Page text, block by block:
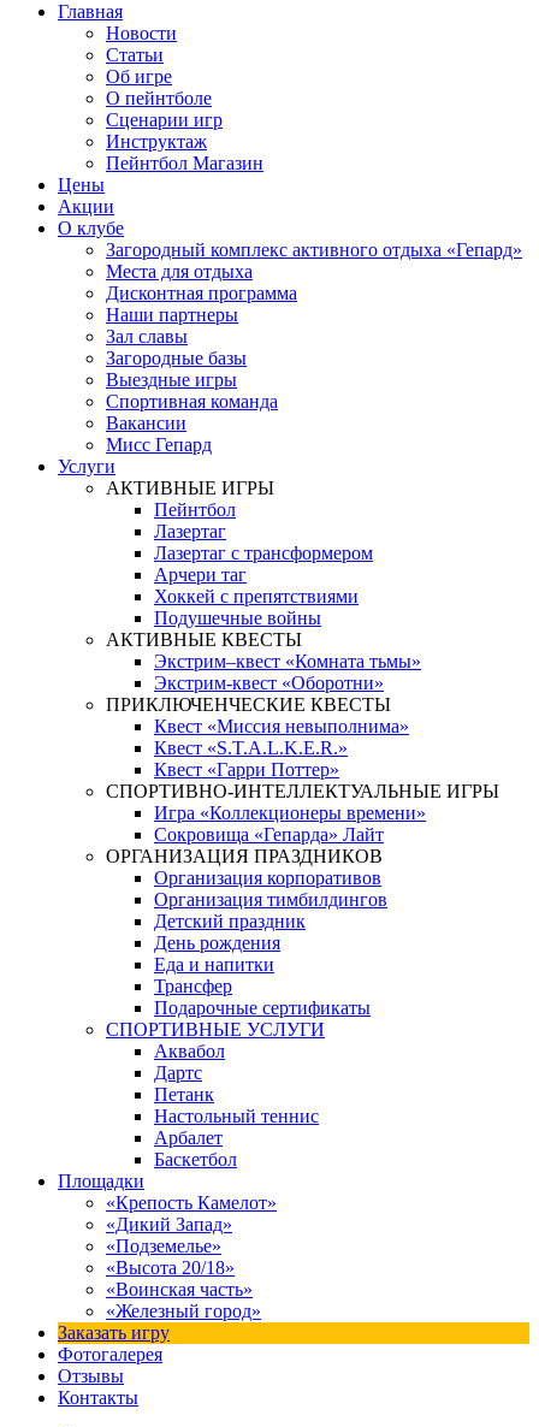
Главная
Новости
Статьи
Об игре
О пейнтболе
Сценарии игр
Инструктаж
Пейнтбол Магазин
Цены
Акции
О клубе
Загородный комплекс активного отдыха «Гепард»
Места для отдыха
Дисконтная программа
Наши партнеры
Зал славы
Загородные базы
Выездные игры
Спортивная команда
Вакансии
Мисс Гепард
Услуги
АКТИВНЫЕ ИГРЫ
Пейнтбол
Лазертаг
Лазертаг с трансформером
Арчери таг
Хоккей с препятствиями
Подушечные войны
АКТИВНЫЕ КВЕСТЫ
Экстрим–квест «Комната тьмы»
Экстрим-квест «Оборотни»
ПРИКЛЮЧЕНЧЕСКИЕ КВЕСТЫ
Квест «Миссия невыполнима»
Квест «S.T.A.L.K.E.R.»
Квест «Гарри Поттер»
СПОРТИВНО-ИНТЕЛЛЕКТУАЛЬНЫЕ ИГРЫ
Игра «Коллекционеры времени»
Сокровища «Гепарда» Лайт
ОРГАНИЗАЦИЯ ПРАЗДНИКОВ
Организация корпоративов
Организация тимбилдингов
Детский праздник
День рождения
Еда и напитки
Трансфер
Подарочные сертификаты
СПОРТИВНЫЕ УСЛУГИ
Аквабол
Дартс
Петанк
Настольный теннис
Арбалет
Баскетбол
Площадки
«Крепость Камелот»
«Дикий Запад»
«Подземелье»
«Высота 20/18»
«Воинская часть»
«Железный город»
Заказать игру
Фотогалерея
Отзывы
Контакты